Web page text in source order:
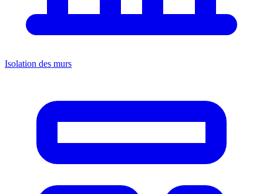
Isolation des murs